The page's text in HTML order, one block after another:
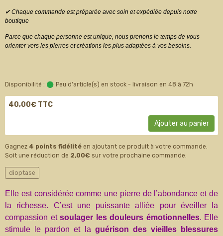
✔ Chaque commande est préparée avec soin et expédiée depuis notre
boutique
Parce que chaque personne est unique, nous prenons le temps de vous
orienter vers les pierres et créations les plus adaptées à vos besoins.
Disponibilité : Peu d'article(s) en stock - livraison en 48 à 72h
40,00€ TTC
Ajouter au panier
Gagnez 4 points fidélité en ajoutant ce produit à votre commande.
Soit une réduction de 2,00€ sur votre prochaine commande.
dioptase
Elle est considérée comme une pierre de l’abondance et de
la richesse. C’est une puissante alliée pour éveiller la
compassion et soulager les douleurs émotionnelles. Elle
stimule le pardon et la guérison des vieilles blessures